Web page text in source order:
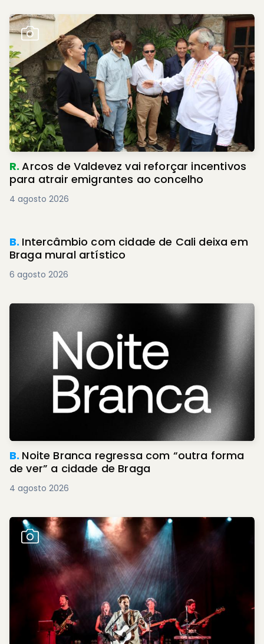
R.Arcos de Valdevez vai reforçar incentivos
para atrair emigrantes ao concelho
4 agosto 2026
B. Intercâmbio com cidade de Cali deixa em
Braga mural artístico
6 agosto 2026
B. Noite Branca regressa com “outra forma
de ver” a cidade de Braga
4 agosto 2026